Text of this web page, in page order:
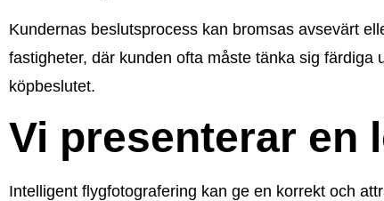
Kundernas beslutsprocess kan bromsas avsevärt
fastigheter, där kunden ofta måste tänka sig
köpbeslutet.
Vi presenterar en
Intelligent flygfotografering kan ge en korrekt och